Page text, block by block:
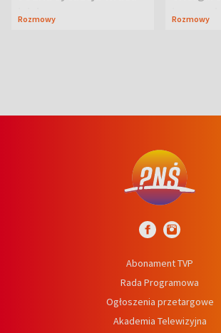
jak bumerang
Rozmowy
jest
Rozmowy
Abonament TVP
Rada Programowa
Ogłoszenia przetargowe
Akademia Telewizyjna